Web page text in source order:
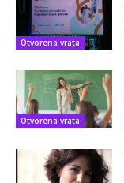
Otvorena vrata
Otvorena vrata